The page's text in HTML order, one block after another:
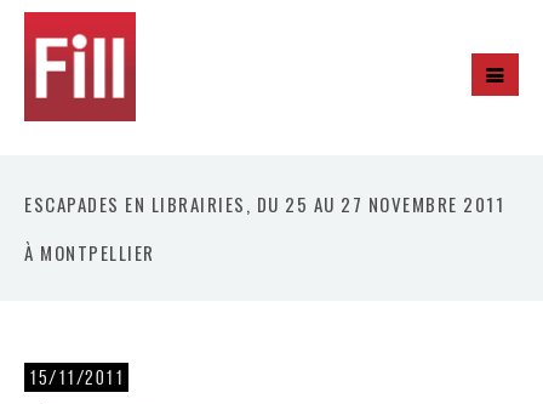
ESCAPADES EN LIBRAIRIES, DU 25 AU 27 NOVEMBRE 2011
À MONTPELLIER
15/11/2011